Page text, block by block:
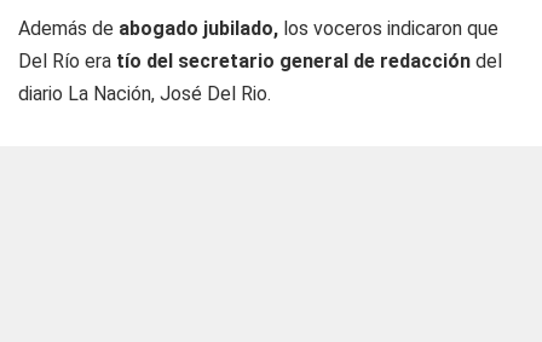
Además de abogado jubilado, los voceros indicaron que
Del Río era tío del secretario general de redacción del
diario La Nación, José Del Rio.